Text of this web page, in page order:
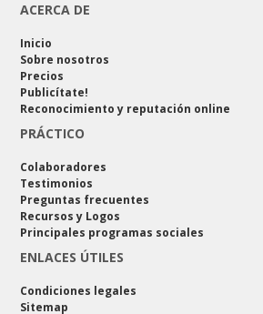
ACERCA DE
Inicio
Sobre nosotros
Precios
Publicítate!
Reconocimiento y reputación online
PRÁCTICO
Colaboradores
Testimonios
Preguntas frecuentes
Recursos y Logos
Principales programas sociales
ENLACES ÚTILES
Condiciones legales
Sitemap